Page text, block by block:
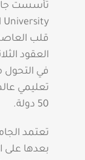
قلب
العقود
في
تعليمي
50 دولة.
بعدها على